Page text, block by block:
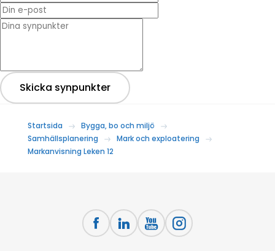
Din e-post
* Dina synpunkter
Skicka synpunkter
Startsida
Bygga, bo och miljö
Samhällsplanering
Mark och exploatering
Markanvisning Leken 12